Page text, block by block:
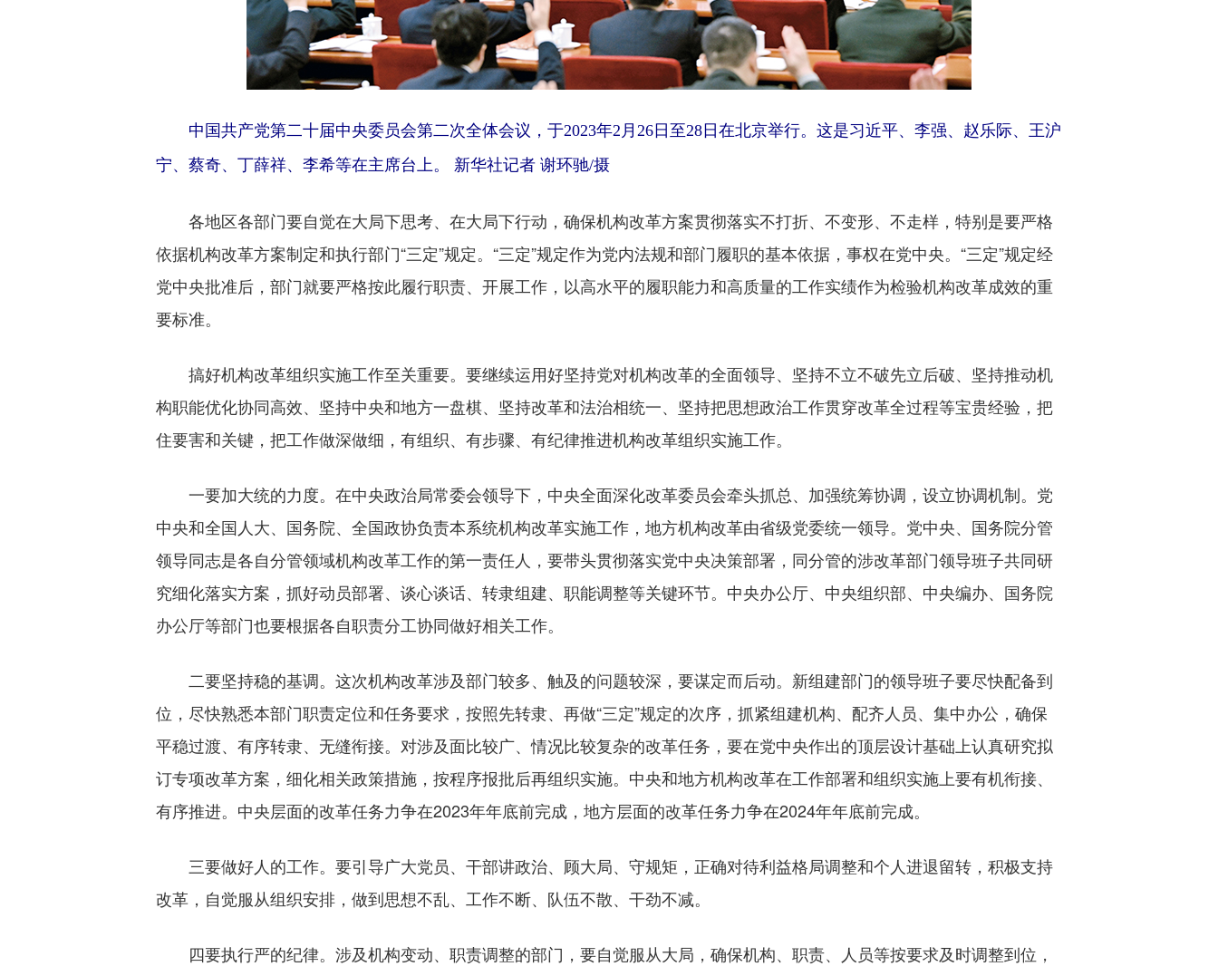
中国共产党第二十届中央委员会第二次全体会议，于2023年2月26日至28日在北京举行。这是习近平、李强、赵乐际、王沪
宁、蔡奇、丁薛祥、李希等在主席台上。 新华社记者 谢环驰/摄
各地区各部门要自觉在大局下思考、在大局下行动，确保机构改革方案贯彻落实不打折、不变形、不走样，特别是要严格
依据机构改革方案制定和执行部门“三定”规定。“三定”规定作为党内法规和部门履职的基本依据，事权在党中央。“三定”规定经
党中央批准后，部门就要严格按此履行职责、开展工作，以高水平的履职能力和高质量的工作实绩作为检验机构改革成效的重
要标准。
搞好机构改革组织实施工作至关重要。要继续运用好坚持党对机构改革的全面领导、坚持不立不破先立后破、坚持推动机
构职能优化协同高效、坚持中央和地方一盘棋、坚持改革和法治相统一、坚持把思想政治工作贯穿改革全过程等宝贵经验，把
住要害和关键，把工作做深做细，有组织、有步骤、有纪律推进机构改革组织实施工作。
一要加大统的力度。在中央政治局常委会领导下，中央全面深化改革委员会牵头抓总、加强统筹协调，设立协调机制。党
中央和全国人大、国务院、全国政协负责本系统机构改革实施工作，地方机构改革由省级党委统一领导。党中央、国务院分管
领导同志是各自分管领域机构改革工作的第一责任人，要带头贯彻落实党中央决策部署，同分管的涉改革部门领导班子共同研
究细化落实方案，抓好动员部署、谈心谈话、转隶组建、职能调整等关键环节。中央办公厅、中央组织部、中央编办、国务院
办公厅等部门也要根据各自职责分工协同做好相关工作。
二要坚持稳的基调。这次机构改革涉及部门较多、触及的问题较深，要谋定而后动。新组建部门的领导班子要尽快配备到
位，尽快熟悉本部门职责定位和任务要求，按照先转隶、再做“三定”规定的次序，抓紧组建机构、配齐人员、集中办公，确保
平稳过渡、有序转隶、无缝衔接。对涉及面比较广、情况比较复杂的改革任务，要在党中央作出的顶层设计基础上认真研究拟
订专项改革方案，细化相关政策措施，按程序报批后再组织实施。中央和地方机构改革在工作部署和组织实施上要有机衔接、
有序推进。中央层面的改革任务力争在2023年年底前完成，地方层面的改革任务力争在2024年年底前完成。
三要做好人的工作。要引导广大党员、干部讲政治、顾大局、守规矩，正确对待利益格局调整和个人进退留转，积极支持
改革，自觉服从组织安排，做到思想不乱、工作不断、队伍不散、干劲不减。
四要执行严的纪律。涉及机构变动、职责调整的部门，要自觉服从大局，确保机构、职责、人员等按要求及时调整到位，